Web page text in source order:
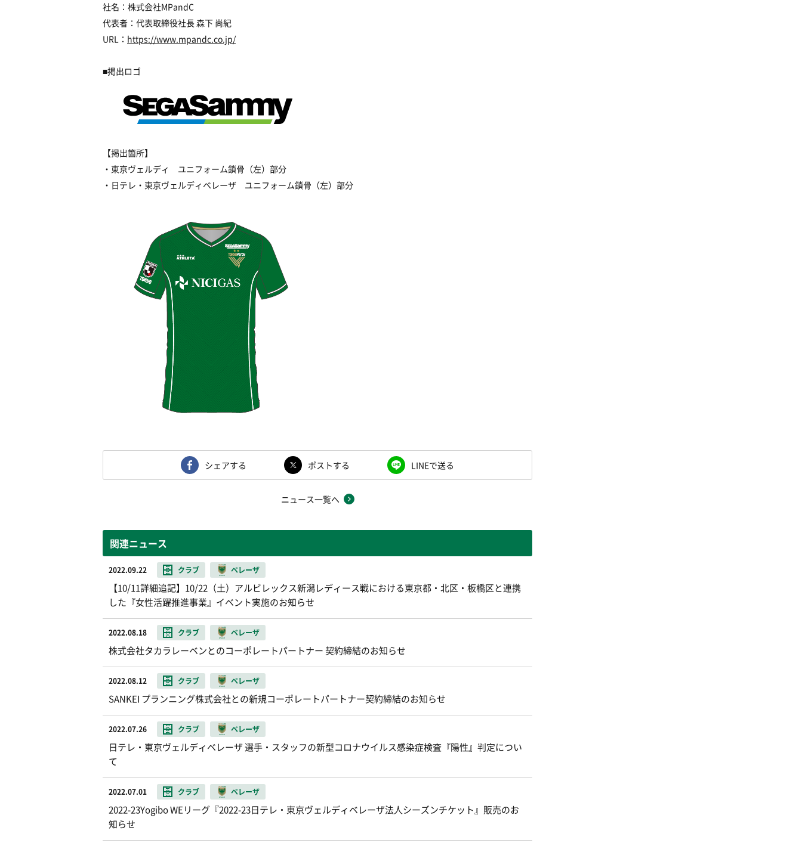
社名：株式会社MPandC
代表者：代表取締役社長 森下 尚紀
URL： https://www.mpandc.co.jp/
■掲出ロゴ
【掲出箇所】
・東京ヴェルディ ユニフォーム鎖骨（左）部分
・日テレ・東京ヴェルディベレーザ ユニフォーム鎖骨（左）部分
シェアする ポストする LINEで送る
ニュース一覧へ
関連ニュース
2022.09.22 クラブ ベレーザ
【10/11詳細追記】10/22（土）アルビレックス新潟レディース戦における東京都・北区・板橋区と連携
した『女性活躍推進事業』イベント実施のお知らせ
2022.08.18 クラブ ベレーザ
株式会社タカラレーベンとのコーポレートパートナー 契約締結のお知らせ
2022.08.12 クラブ ベレーザ
SANKEI プランニング株式会社との新規コーポレートパートナー契約締結のお知らせ
2022.07.26 クラブ ベレーザ
日テレ・東京ヴェルディベレーザ 選手・スタッフの新型コロナウイルス感染症検査『陽性』判定につい
て
2022.07.01 クラブ ベレーザ
2022-23Yogibo WEリーグ『2022-23日テレ・東京ヴェルディベレーザ法人シーズンチケット』販売のお
知らせ